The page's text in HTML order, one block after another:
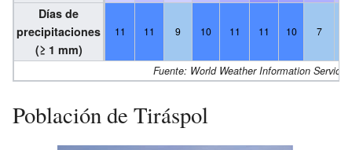
Días de
precipitaciones
(≥ 1 mm)
11 11 9 10 11 11 10 7
Fuente: World Weather Information Service
Población de Tiráspol